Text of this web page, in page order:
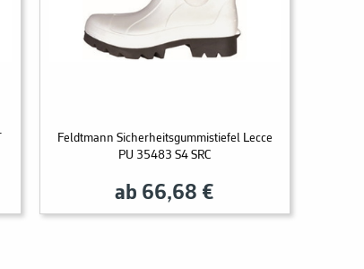
Feldtmann Sicherheitsgummistiefel Lecce
PU 35483 S4 SRC
ab 66,68 €